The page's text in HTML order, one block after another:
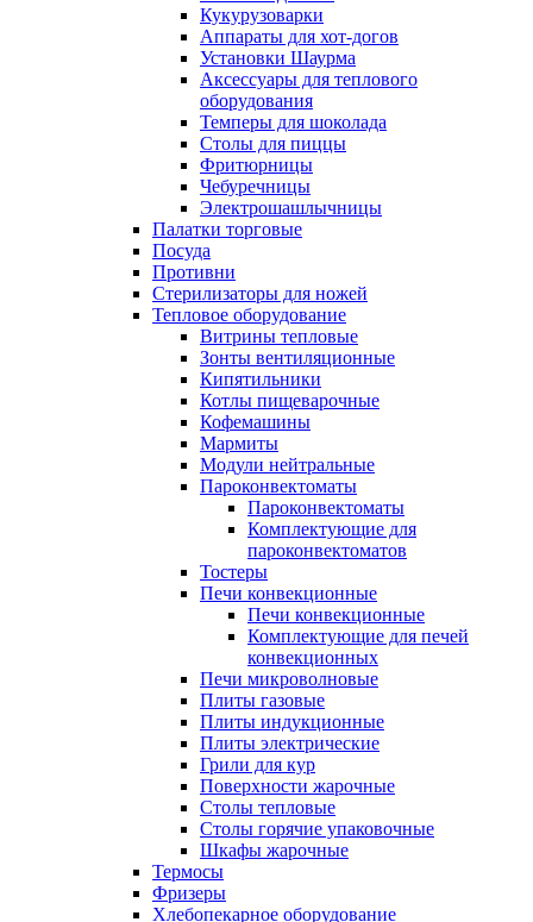
Кукурузоварки
Аппараты для хот-догов
Установки Шаурма
Аксессуары для теплового
оборудования
Темперы для шоколада
Столы для пиццы
Фритюрницы
Чебуречницы
Электрошашлычницы
Палатки торговые
Посуда
Противни
Стерилизаторы для ножей
Тепловое оборудование
Витрины тепловые
Зонты вентиляционные
Кипятильники
Котлы пищеварочные
Кофемашины
Мармиты
Модули нейтральные
Пароконвектоматы
Пароконвектоматы
Комплектующие для
пароконвектоматов
Тостеры
Печи конвекционные
Печи конвекционные
Комплектующие для печей
конвекционных
Печи микроволновые
Плиты газовые
Плиты индукционные
Плиты электрические
Грили для кур
Поверхности жарочные
Столы тепловые
Столы горячие упаковочные
Шкафы жарочные
Термосы
Фризеры
Хлебопекарное оборудование